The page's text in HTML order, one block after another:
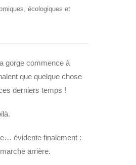
écologiques et
gorge commence à
que quelque chose
derniers temps !
évidente finalement :
arrière.